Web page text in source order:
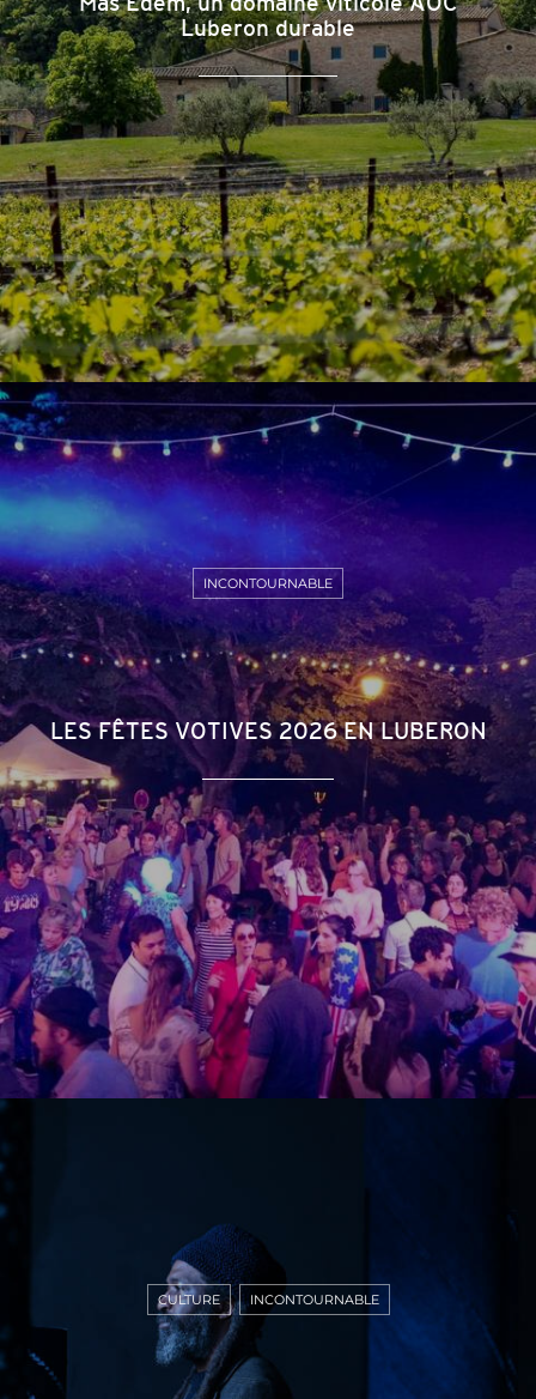
Luberon durable
LES FÊTES VOTIVES 2026 EN LUBERON
INCONTOURNABLE
CULTURE INCONTOURNABLE